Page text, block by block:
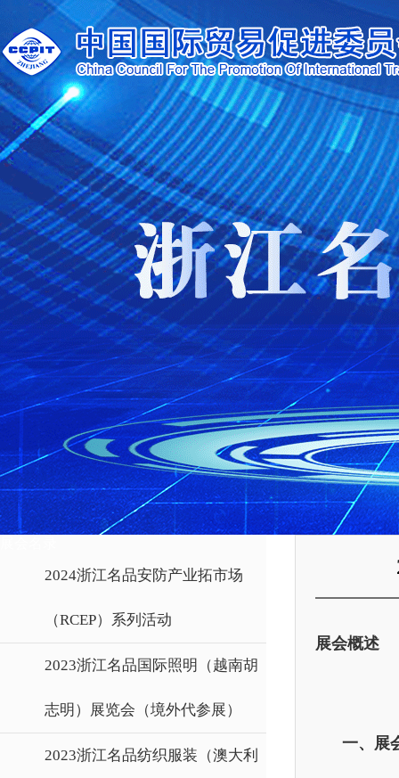
2024浙江名品安防产业拓市场
（RCEP）系列活动
2023浙江名品国际照明（越南胡
志明）展览会（境外代参展）
2023浙江名品纺织服装（澳大利
展会概述
一、展